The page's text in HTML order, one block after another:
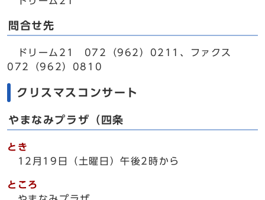
問合せ先
ドリーム21 072（962）0211、ファクス
072（962）0810
クリスマスコンサート
やまなみプラザ（四条
とき
12月19日（土曜日）午後2時から
ところ